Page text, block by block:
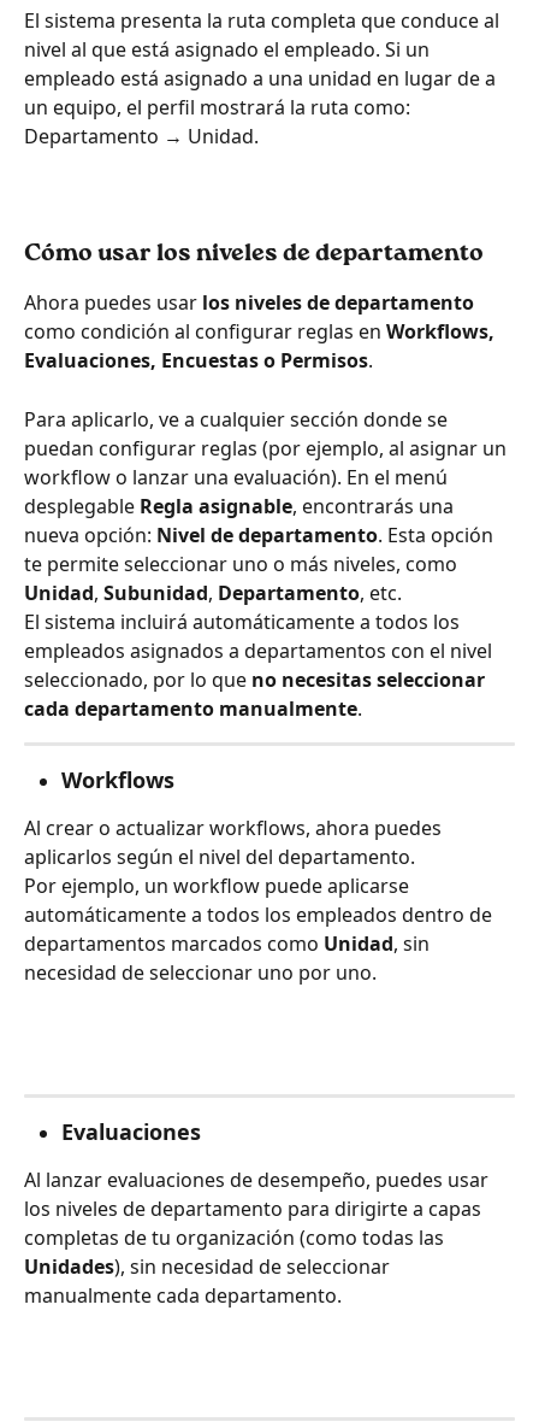
El sistema presenta la ruta completa que conduce al
nivel al que está asignado el empleado. Si un
empleado está asignado a una unidad en lugar de a
un equipo, el perfil mostrará la ruta como:
Departamento → Unidad.
Cómo usar los niveles de departamento
Ahora puedes usar los niveles de departamento
como condición al configurar reglas en Workflows,
Evaluaciones, Encuestas o Permisos.
Para aplicarlo, ve a cualquier sección donde se
puedan configurar reglas (por ejemplo, al asignar un
workflow o lanzar una evaluación). En el menú
desplegable Regla asignable, encontrarás una
nueva opción: Nivel de departamento. Esta opción
te permite seleccionar uno o más niveles, como
Unidad, Subunidad, Departamento, etc.
El sistema incluirá automáticamente a todos los
empleados asignados a departamentos con el nivel
seleccionado, por lo que no necesitas seleccionar
cada departamento manualmente.
Workflows
Al crear o actualizar workflows, ahora puedes
aplicarlos según el nivel del departamento.
Por ejemplo, un workflow puede aplicarse
automáticamente a todos los empleados dentro de
departamentos marcados como Unidad, sin
necesidad de seleccionar uno por uno.
Evaluaciones
Al lanzar evaluaciones de desempeño, puedes usar
los niveles de departamento para dirigirte a capas
completas de tu organización (como todas las
Unidades), sin necesidad de seleccionar
manualmente cada departamento.